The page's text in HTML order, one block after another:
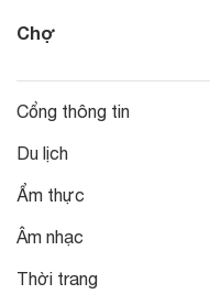
Chợ
Cổng thông tin
Du lịch
Ẩm thực
Âm nhạc
Thời trang